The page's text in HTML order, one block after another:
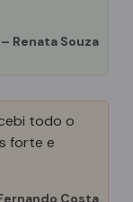
– Renata Souza
todo o
forte e
Costa